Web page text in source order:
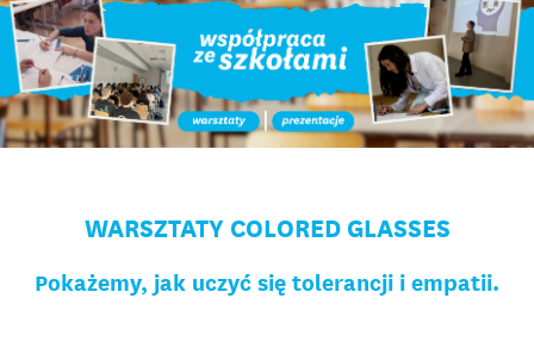
WARSZTATY COLORED GLASSES
Pokażemy, jak uczyć się tolerancji i empatii.